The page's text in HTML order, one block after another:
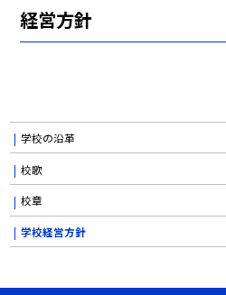
経営方針
学校の沿革
校歌
校章
学校経営方針